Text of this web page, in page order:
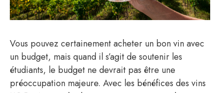
Vous pouvez certainement acheter un bon vin avec
un budget, mais quand il s’agit de soutenir les
étudiants, le budget ne devrait pas être une
préoccupation majeure. Avec les bénéfices des vins